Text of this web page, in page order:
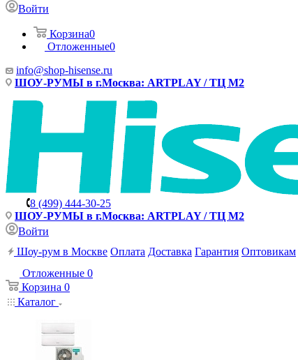
Войти
Корзина0
Отложенные0
info@shop-hisense.ru
ШОУ-РУМЫ в г.Москва: ARTPLAY / ТЦ М2
8 (499) 444-30-25
ШОУ-РУМЫ в г.Москва: ARTPLAY / ТЦ М2
Войти
Шоу-рум в Москве Оплата Доставка Гарантия Оптовикам
Отложенные 0
Корзина 0
Каталог